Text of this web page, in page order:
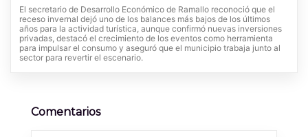
El secretario de Desarrollo Económico de Ramallo reconoció que el
receso invernal dejó uno de los balances más bajos de los últimos
años para la actividad turística, aunque confirmó nuevas inversiones
privadas, destacó el crecimiento de los eventos como herramienta
para impulsar el consumo y aseguró que el municipio trabaja junto al
sector para revertir el escenario.
Comentarios